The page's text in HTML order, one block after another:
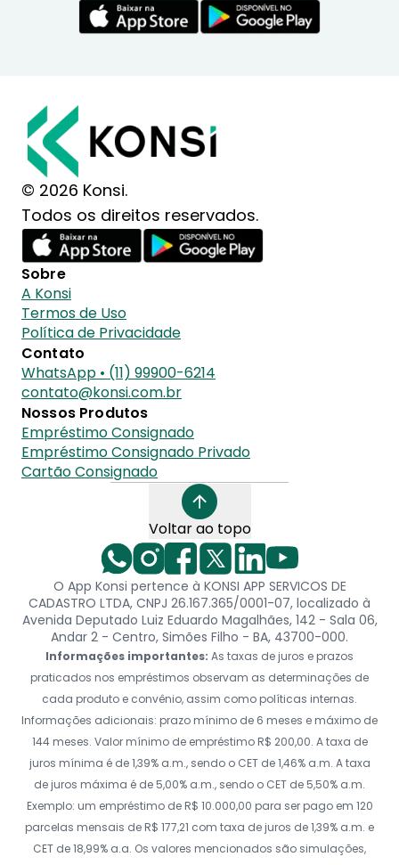
© 2026 Konsi.
Todos os direitos reservados.
Sobre
A Konsi
Termos de Uso
Política de Privacidade
Contato
WhatsApp • (11) 99900-6214
contato@konsi.com.br
Nossos Produtos
Empréstimo Consignado
Empréstimo Consignado Privado
Cartão Consignado
Voltar ao topo
O App Konsi pertence à KONSI APP SERVICOS DE
CADASTRO LTDA, CNPJ 26.167.365/0001-07, localizado à
Avenida Deputado Luiz Eduardo Magalhães, 142 - Sala 06,
Andar 2 - Centro, Simões Filho - BA, 43700-000.
Informações importantes: As taxas de juros e prazos
praticados nos empréstimos observam as determinações de
cada produto e convênio, assim como políticas internas.
Informações adicionais: prazo mínimo de 6 meses e máximo de
144 meses. Valor mínimo de empréstimo R$ 200,00. A taxa de
juros mínima é de 1,39% a.m., sendo o CET de 1,46% a.m. A taxa
de juros máxima é de 5,00% a.m., sendo o CET de 5,50% a.m.
Exemplo: um empréstimo de R$ 10.000,00 para ser pago em 120
parcelas mensais de R$ 177,21 com taxa de juros de 1,39% a.m. e
CET de 18,99% a.a. Os valores mencionados são simulações,